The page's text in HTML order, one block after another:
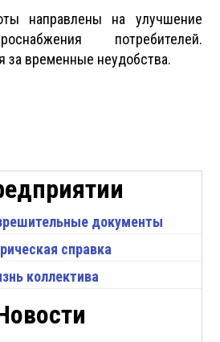
направлены на улучшение
потребителей.
за временные неудобства.
документы
справка
коллектива